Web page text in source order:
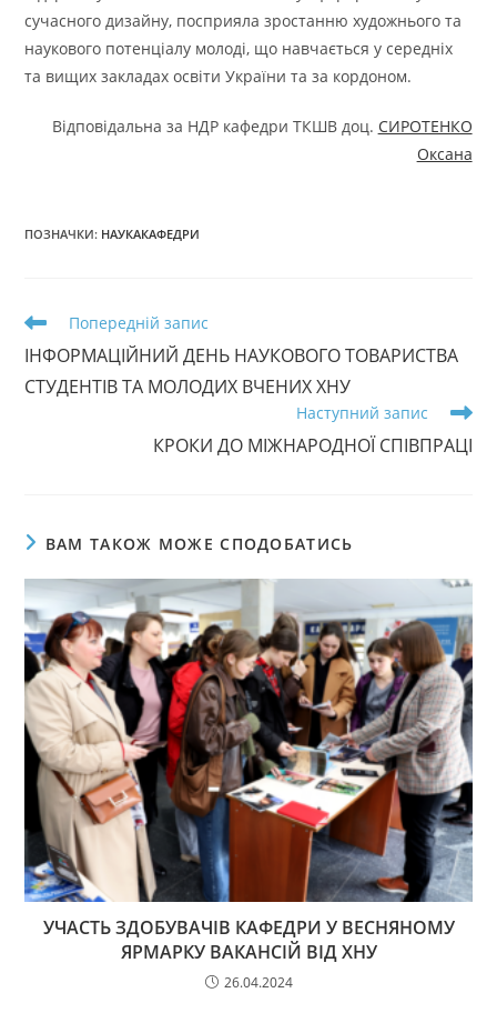
сучасного дизайну, посприяла зростанню художнього та
наукового потенціалу молоді, що навчається у середніх
та вищих закладах освіти України та за кордоном.
Відповідальна за НДР кафедри ТКШВ доц. СИРОТЕНКО
Оксана
ПОЗНАЧКИ: НАУКАКАФЕДРИ
Прочитати
статей
Попередній запис
ІНФОРМАЦІЙНИЙ ДЕНЬ НАУКОВОГО ТОВАРИСТВА
СТУДЕНТІВ ТА МОЛОДИХ ВЧЕНИХ ХНУ
Наступний запис
КРОКИ ДО МІЖНАРОДНОЇ СПІВПРАЦІ
ВАМ ТАКОЖ МОЖЕ СПОДОБАТИСЬ
УЧАСТЬ ЗДОБУВАЧІВ КАФЕДРИ У ВЕСНЯНОМУ
ЯРМАРКУ ВАКАНСІЙ ВІД ХНУ
26.04.2024